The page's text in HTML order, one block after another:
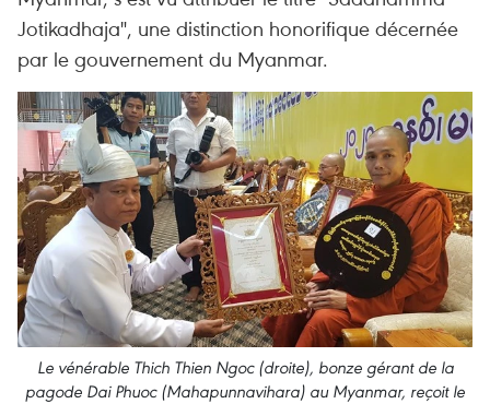
Jotikadhaja", une distinction honorifique décernée
par le gouvernement du Myanmar.
Le vénérable Thich Thien Ngoc (droite), bonze gérant de la
pagode Dai Phuoc (Mahapunnavihara) au Myanmar, reçoit le